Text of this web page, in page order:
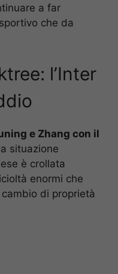
a far
che da
l’Inter
e Zhang con il
situazione
è crollata
enormi che
di proprietà